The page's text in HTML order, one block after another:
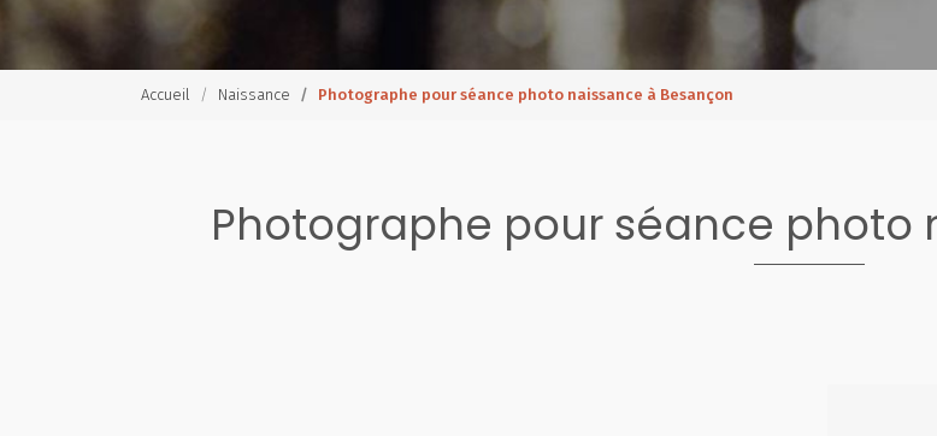
Accueil Naissance Photographe pour séance photo naissance à Besançon
Photographe pour séance photo